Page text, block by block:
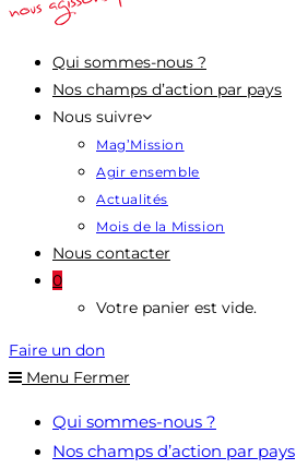
Qui sommes-nous ?
Nos champs d’action par pays
Nous suivre
Mag’Mission
Agir ensemble
Actualités
Mois de la Mission
Nous contacter
0
Votre panier est vide.
Faire un don
Menu Fermer
Qui sommes-nous ?
Nos champs d’action par pays